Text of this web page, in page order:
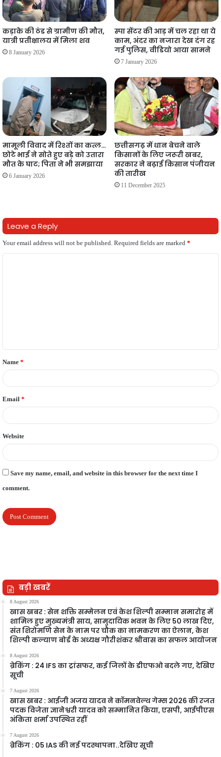
कड़ाके की ठंड से ग्रामीण की मौत,
यात्री प्रतीक्षालय में मिला शव
8 January 2026
स्पा सेंटर की आड़ में चल रहा था ये
काम, अंदर का नजारा देख दंग रह
गई पुलिस, वीडियो आया सामने
7 January 2026
मामूली विवाद में रिश्तों का कत्ल…
छोटे भाई ने सोते हुए बड़े को उतारा
मौत के घाट; पिता ने भी समझाया
6 January 2026
छत्तीसगढ़ में धान बेचने वाले
किसानों के लिए जरूरी खबर,
सरकार ने बढ़ाई किसान पंजीयन
की तारीख
11 December 2025
Leave a Reply
Your email address will not be published. Required fields are marked *
t
*
Name *
Email *
Website
Save my name, email, and website in this browser for the next time I
comment.
बड़ी खबरें
8 August 2026
खास खबर : सेन शक्ति सम्मेलन एवं केश शिल्पी सम्मान समारोह में
शामिल हुए मुख्यमंत्री साय, सामुदायिक भवन के लिए 50 लाख दिए,
संत शिरोमणि सेन के नाम पर चौक का नामकरण का ऐलान, केश
शिल्पी कल्याण बोर्ड के अध्यक्ष गौरीशंकर श्रीवास का सफल आयोजन
8 August 2026
ब्रेकिंग : 24 IFS का ट्रांसफर, कई जिलों के डीएफओ बदले गए, देखिए
सूची
7 August 2026
खास खबर : आईजी अजय यादव ने कॉमनवेल्थ गेम्स 2026 की रजत
पदक विजेता ज्ञानेश्वरी यादव को सम्मानित किया, एसपी, आईपीएस
अंकिता शर्मा उपस्थित रहीं
7 August 2026
ब्रेकिंग : 05 IAS की नई पदस्थापना..देखिए सूची